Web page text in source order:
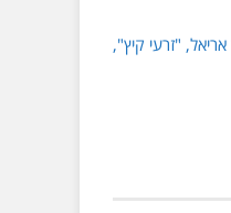
"זרעי קיץ",